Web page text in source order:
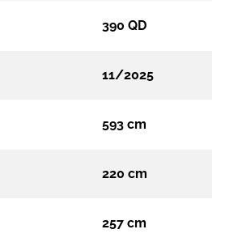
390 QD
11/2025
593 cm
220 cm
257 cm